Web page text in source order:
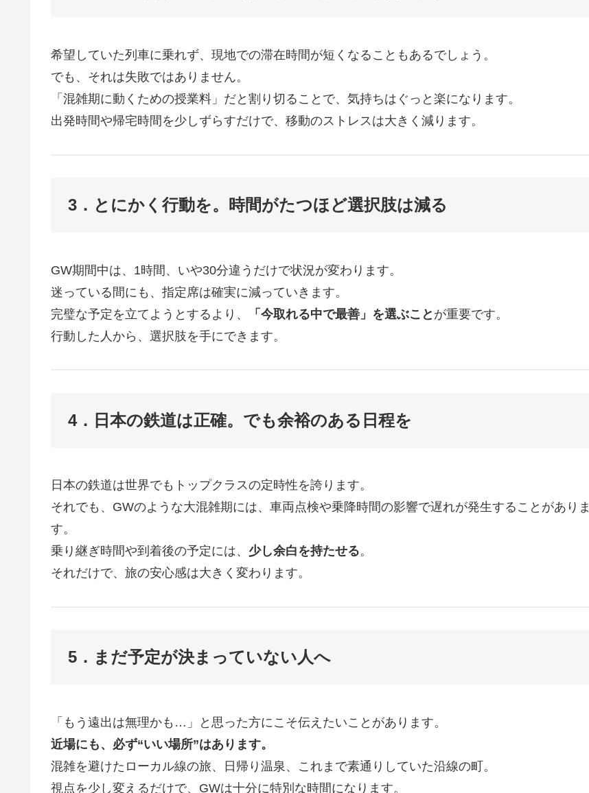
希望していた列車に乗れず、現地での滞在時間が短くなることもあるでしょう。
でも、それは失敗ではありません。
「混雑期に動くための授業料」だと割り切ることで、気持ちはぐっと楽になります。
出発時間や帰宅時間を少しずらすだけで、移動のストレスは大きく減ります。
3．とにかく行動を。時間がたつほど選択肢は減る
GW期間中は、1時間、いや30分違うだけで状況が変わります。
迷っている間にも、指定席は確実に減っていきます。
完璧な予定を立てようとするより、
「今取れる中で最善」を選ぶこと が重要です。
行動した人から、選択肢を手にできます。
4．日本の鉄道は正確。でも余裕のある日程を
日本の鉄道は世界でもトップクラスの定時性を誇ります。
それでも、GWのような大混雑期には、車両点検や乗降時間の影響で遅れが発生することがありま
す。
乗り継ぎ時間や到着後の予定には、 少し余白を持たせる。
それだけで、旅の安心感は大きく変わります。
5．まだ予定が決まっていない人へ
「もう遠出は無理かも…」と思った方にこそ伝えたいことがあります。
近場にも、必ず“いい場所”はあります。
混雑を避けたローカル線の旅、日帰り温泉、これまで素通りしていた沿線の町。
視点を少し変えるだけで、GWは十分に特別な時間になります。